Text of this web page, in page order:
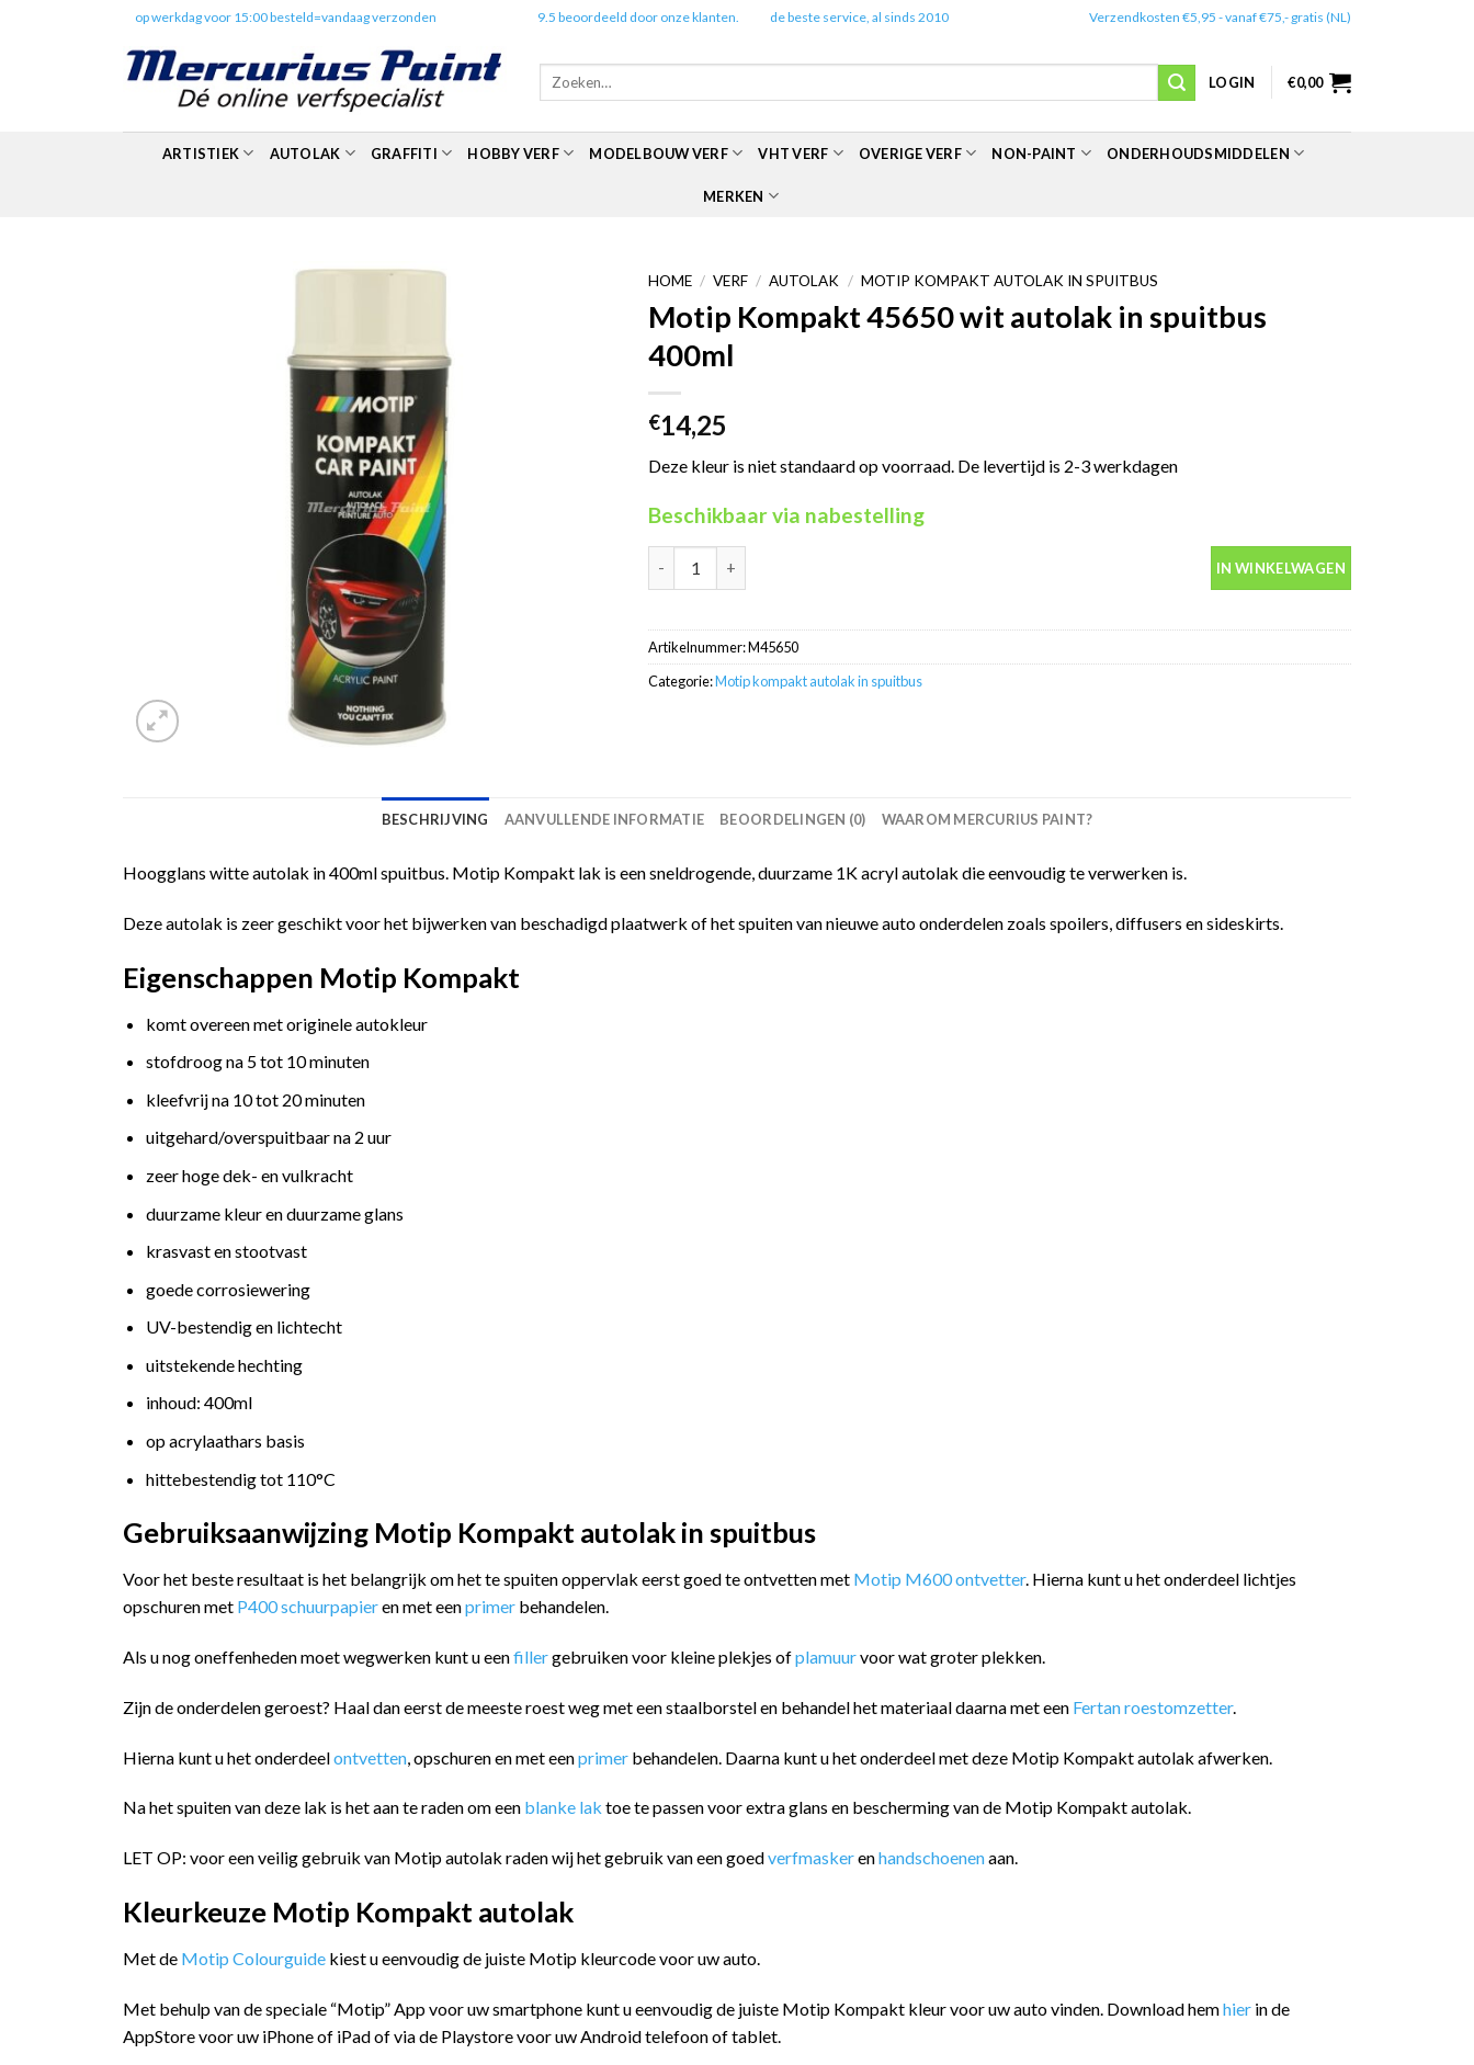
op werkdag voor 15:00 besteld=vandaag verzonden 9.5 beoordeeld door onze klanten. de beste service, al sinds 2010 Verzendkosten €5,95 - vanaf €75,- gratis (NL)
Zoeken
LOGIN €0,00
ARTISTIEK AUTOLAK GRAFFITI HOBBY VERF MODELBOUW VERF VHT VERF OVERIGE VERF NON-PAINT ONDERHOUDSMIDDELEN
MERKEN
HOME / VERF / AUTOLAK / MOTIP KOMPAKT AUTOLAK IN SPUITBUS
Motip Kompakt 45650 wit autolak in spuitbus
400ml
€14,25
Deze kleur is niet standaard op voorraad. De levertijd is 2-3 werkdagen
Beschikbaar via nabestelling
IN WINKELWAGEN
Artikelnummer:M45650
Categorie:Motip kompakt autolak in spuitbus
BESCHRIJVING AANVULLENDE INFORMATIE BEOORDELINGEN (0) WAAROM MERCURIUS PAINT?
Hoogglans witte autolak in 400ml spuitbus. Motip Kompakt lak is een sneldrogende, duurzame 1K acryl autolak die eenvoudig te verwerken is.
Deze autolak is zeer geschikt voor het bijwerken van beschadigd plaatwerk of het spuiten van nieuwe auto onderdelen zoals spoilers, diffusers en sideskirts.
Eigenschappen Motip Kompakt
komt overeen met originele autokleur
stofdroog na 5 tot 10 minuten
kleefvrij na 10 tot 20 minuten
uitgehard/overspuitbaar na 2 uur
zeer hoge dek- en vulkracht
duurzame kleur en duurzame glans
krasvast en stootvast
goede corrosiewering
UV-bestendig en lichtecht
uitstekende hechting
inhoud: 400ml
op acrylaathars basis
hittebestendig tot 110°C
Gebruiksaanwijzing Motip Kompakt autolak in spuitbus
Voor het beste resultaat is het belangrijk om het te spuiten oppervlak eerst goed te ontvetten met Motip M600 ontvetter. Hierna kunt u het onderdeel lichtjes
opschuren met P400 schuurpapieren met eenprimer behandelen.
Als u nog oneffenheden moet wegwerken kunt u eenfillergebruiken voor kleine plekjes ofplamuurvoor wat groter plekken.
Zijn de onderdelen geroest? Haal dan eerst de meeste roest weg met een staalborstel en behandel het materiaal daarna met een Fertan roestomzetter.
Hierna kunt u het onderdeelontvetten , opschuren en met eenprimer behandelen. Daarna kunt u het onderdeel met deze Motip Kompakt autolak afwerken.
Na het spuiten van deze lak is het aan te raden om een blanke lak toe te passen voor extra glans en bescherming van de Motip Kompakt autolak.
LET OP: voor een veilig gebruik van Motip autolak raden wij het gebruik van een goedverfmaskerenhandschoenenaan.
Kleurkeuze Motip Kompakt autolak
Met de Motip Colourguide kiest u eenvoudig de juiste Motip kleurcode voor uw auto.
Met behulp van de speciale “Motip” App voor uw smartphone kunt u eenvoudig de juiste Motip Kompakt kleur voor uw auto vinden. Download hemhier in de
AppStore voor uw iPhone of iPad of via de Playstore voor uw Android telefoon of tablet.